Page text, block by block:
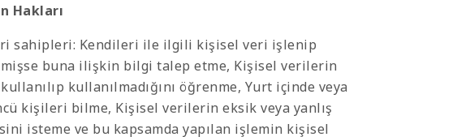
Hakları
sahipleri: Kendileri ile ilgili kişisel veri işlenip
buna ilişkin bilgi talep etme, Kişisel verilerin
kullanılmadığını öğrenme, Yurt içinde veya
kişileri bilme, Kişisel verilerin eksik veya yanlış
isteme ve bu kapsamda yapılan işlemin kişisel